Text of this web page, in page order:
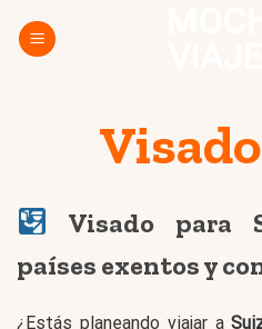
Visado para
países exentos y
¿Estás planeando viajar a